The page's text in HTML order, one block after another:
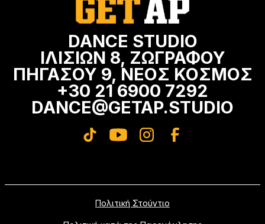
DANCE STUDIO
ΙΛΙΣΙΩΝ 8, ΖΩΓΡΑΦΟΥ
ΠΗΓΑΣΟΥ 9, ΝΕΟΣ ΚΟΣΜΟΣ
+30 21 6900 7292
DANCE@GETAP.STUDIO
Πολιτική Στούντιο